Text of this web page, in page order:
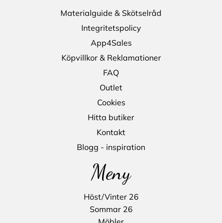
Materialguide & Skötselråd
Integritetspolicy
App4Sales
Köpvillkor & Reklamationer
FAQ
Outlet
Cookies
Hitta butiker
Kontakt
Blogg - inspiration
Meny
Höst/Vinter 26
Sommar 26